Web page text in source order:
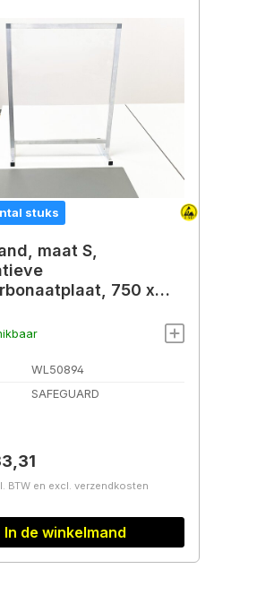
stuks
maat S,
750 x
WL50894
SAFEGUARD
prijs:
BTW en excl. verzendkosten
In de winkelmand